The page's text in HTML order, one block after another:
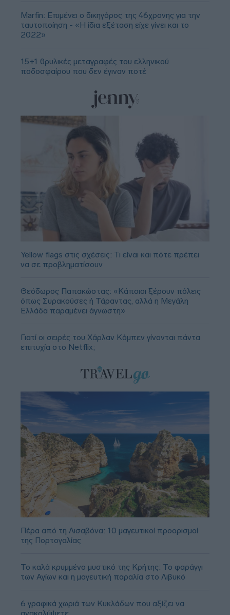
Marfin: Επιμένει ο δικηγόρος της 46χρονης για την
ταυτοποίηση - «Η ίδια εξέταση είχε γίνει και το
2022»
15+1 θρυλικές μεταγραφές του ελληνικού
ποδοσφαίρου που δεν έγιναν ποτέ
Yellow flags στις σχέσεις: Τι είναι και πότε πρέπει
να σε προβληματίσουν
Θεόδωρος Παπακώστας: «Κάποιοι ξέρουν πόλεις
όπως Συρακούσες ή Τάραντας, αλλά η Μεγάλη
Ελλάδα παραμένει άγνωστη»
Γιατί οι σειρές του Χάρλαν Κόμπεν γίνονται πάντα
επιτυχία στο Netflix;
Πέρα από τη Λισαβόνα: 10 μαγευτικοί προορισμοί
της Πορτογαλίας
Το καλά κρυμμένο μυστικό της Κρήτης: Το φαράγγι
των Αγίων και η μαγευτική παραλία στο Λιβυκό
6 γραφικά χωριά των Κυκλάδων που αξίζει να